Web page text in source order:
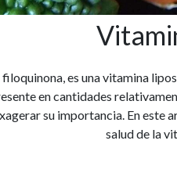
es una vitamina
en cantidades
su importancia. En
salud de la